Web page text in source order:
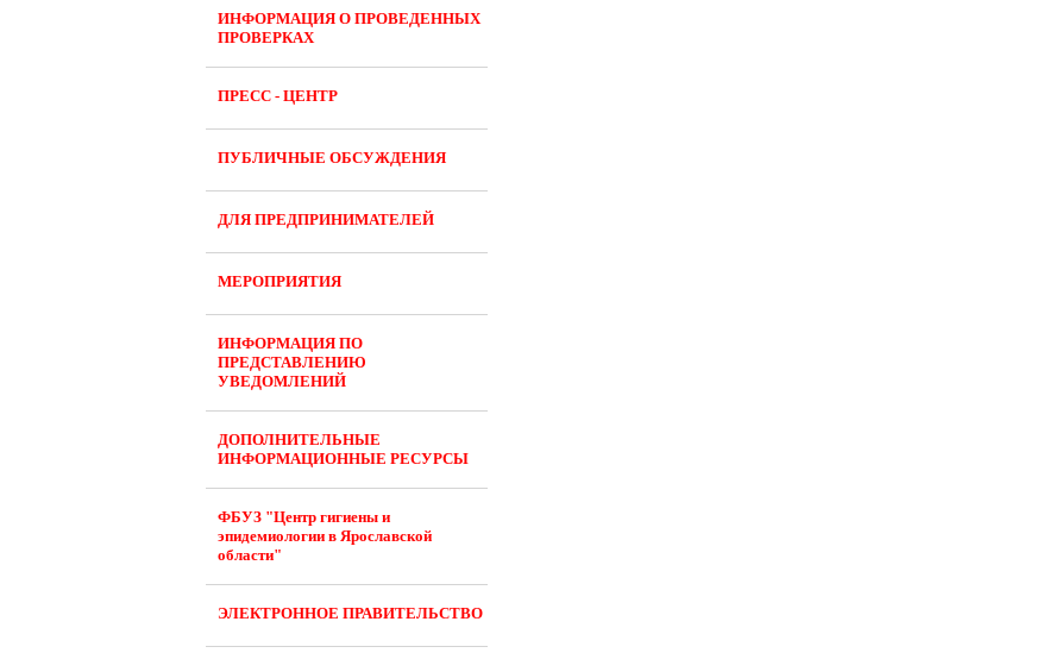
ИНФОРМАЦИЯ О ПРОВЕДЕННЫХ
ПРОВЕРКАХ
ПРЕСС - ЦЕНТР
ПУБЛИЧНЫЕ ОБСУЖДЕНИЯ
ДЛЯ ПРЕДПРИНИМАТЕЛЕЙ
МЕРОПРИЯТИЯ
ИНФОРМАЦИЯ ПО
ПРЕДСТАВЛЕНИЮ
УВЕДОМЛЕНИЙ
ДОПОЛНИТЕЛЬНЫЕ
ИНФОРМАЦИОННЫЕ РЕСУРСЫ
ФБУЗ "Центр гигиены и
эпидемиологии в Ярославской
области"
ЭЛЕКТРОННОЕ ПРАВИТЕЛЬСТВО